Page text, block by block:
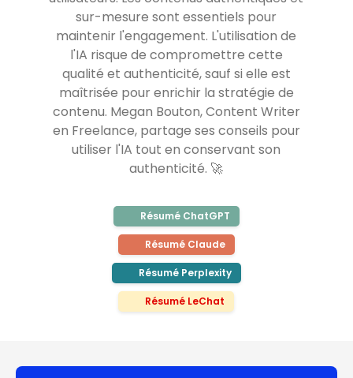
sur-mesure sont essentiels pour
maintenir l'engagement. L'utilisation de
l'IA risque de compromettre cette
qualité et authenticité, sauf si elle est
maîtrisée pour enrichir la stratégie de
contenu. Megan Bouton, Content Writer
en Freelance, partage ses conseils pour
utiliser l'IA tout en conservant son
authenticité. 🚀
Résumé ChatGPT
Résumé Claude
Résumé Perplexity
Résumé LeChat